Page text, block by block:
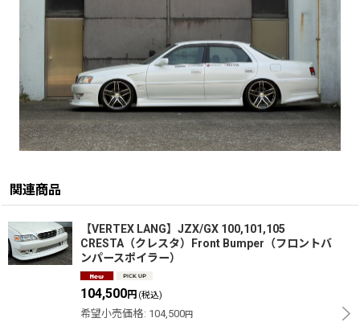
関連商品
【VERTEX LANG】JZX/GX 100,101,105
CRESTA（クレスタ）Front Bumper（フロントバ
ンパースポイラー）
104,500円 (税込)
希望小売価格: 104,500円